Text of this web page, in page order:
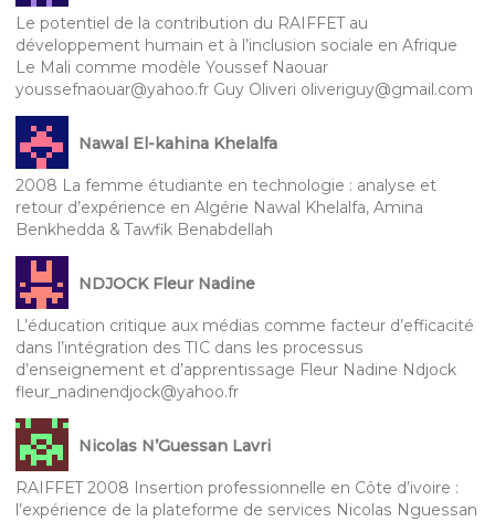
Le potentiel de la contribution du RAIFFET au
développement humain et à l’inclusion sociale en Afrique
Le Mali comme modèle Youssef Naouar
youssefnaouar@yahoo.fr Guy Oliveri oliveriguy@gmail.com
Nawal El-kahina Khelalfa
2008 La femme étudiante en technologie : analyse et
retour d’expérience en Algérie Nawal Khelalfa, Amina
Benkhedda & Tawfik Benabdellah
NDJOCK Fleur Nadine
L’éducation critique aux médias comme facteur d’efficacité
dans l’intégration des TIC dans les processus
d’enseignement et d’apprentissage Fleur Nadine Ndjock
fleur_nadinendjock@yahoo.fr
Nicolas N’Guessan Lavri
RAIFFET 2008 Insertion professionnelle en Côte d’ivoire :
l’expérience de la plateforme de services Nicolas Nguessan